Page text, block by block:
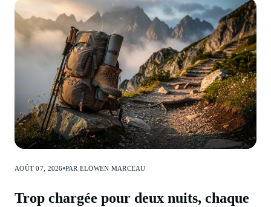
AOÛT 07, 2026 PAR ELOWEN MARCEAU
Trop chargée pour deux nuits, chaque